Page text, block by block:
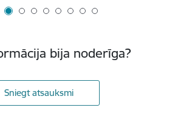
bija noderīga?
Sniegt atsauksmi